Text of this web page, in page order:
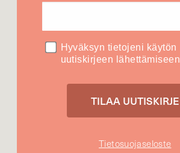
Hyväksyn tietojeni käytön
uutiskirjeen lähettämiseen
Tietosuojaseloste